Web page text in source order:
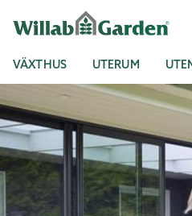
VÄXTHUS UTERUM